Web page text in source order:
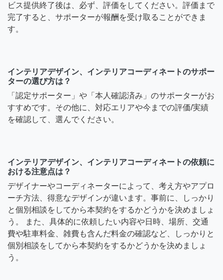
ビス提供終了後は、必ず、評価をしてください。評価まで
完了すると、サポーターが報酬を受け取ることができま
す。
インテリアデザイン、インテリアコーディネートのサポー
ターの選び方は？
「認定サポーター」や「本人確認済み」のサポーターがお
すすめです。その他に、対応エリアや今までの評価/実績
を確認して、選んでください。
インテリアデザイン、インテリアコーディネートの依頼に
おける注意点は？
デザイナーやコーディネーターによって、考え方やアプロ
ーチ方法、得意なデザインが違います。事前に、しっかり
と個別相談をしてから本契約をするかどうかを決めましょ
う。 また、具体的に依頼したい内容や日時、場所、交通
費や駐車料金、雑費も含んだ料金の確認など、しっかりと
個別相談をしてから本契約をするかどうかを決めましょ
う。